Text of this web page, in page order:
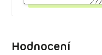
Hodnocení